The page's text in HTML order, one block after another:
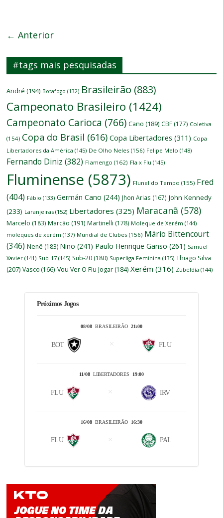
← Anterior
#tags mais pesquisadas
André (194) Botafogo (132) Brasileirão (883)
Campeonato Brasileiro (1424)
Campeonato Carioca (766) Cano (189) CBF (177) Coletiva
(154) Copa do Brasil (616) Copa Libertadores (311) Copa
Libertadores da América (145) De Olho Neles (156) Felipe Melo (148)
Fernando Diniz (382) Flamengo (162) Fla x Flu (145)
Fluminense (5873) Flunel do Tempo (155) Fred
(404) Fábio (133) Germán Cano (244) Jhon Arias (167) John Kennedy
(233) Laranjeiras (152) Libertadores (325) Maracanã (578)
Marcelo (183) Marcão (191) Martinelli (178) Moleque de Xerém (144)
moleques de xerém (137) Mundial de Clubes (156) Mário Bittencourt
(346) Nenê (183) Nino (241) Paulo Henrique Ganso (261) Samuel
Xavier (141) Sub-17 (145) Sub-20 (180) Superliga Feminina (135) Thiago Silva
(207) Vasco (166) Vou Ver O Flu Jogar (184) Xerém (316) Zubeldía (144)
Próximos Jogos
08/08BRASILEIRÃO 21:00
BOT FLU
11/08LIBERTADORES 19:00
FLU IRV
16/08BRASILEIRÃO 16:30
FLU PAL